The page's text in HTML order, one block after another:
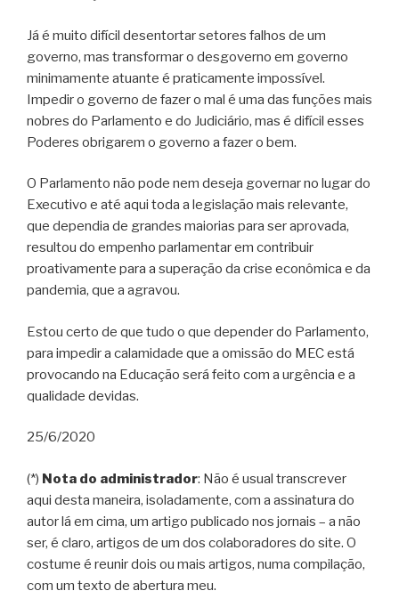
Já é muito difícil desentortar setores falhos de um
governo, mas transformar o desgoverno em governo
minimamente atuante é praticamente impossível.
Impedir o governo de fazer o mal é uma das funções mais
nobres do Parlamento e do Judiciário, mas é difícil esses
Poderes obrigarem o governo a fazer o bem.
O Parlamento não pode nem deseja governar no lugar do
Executivo e até aqui toda a legislação mais relevante,
que dependia de grandes maiorias para ser aprovada,
resultou do empenho parlamentar em contribuir
proativamente para a superação da crise econômica e da
pandemia, que a agravou.
Estou certo de que tudo o que depender do Parlamento,
para impedir a calamidade que a omissão do MEC está
provocando na Educação será feito com a urgência e a
qualidade devidas.
25/6/2020
(*) Nota do administrador: Não é usual transcrever
aqui desta maneira, isoladamente, com a assinatura do
autor lá em cima, um artigo publicado nos jornais – a não
ser, é claro, artigos de um dos colaboradores do site. O
costume é reunir dois ou mais artigos, numa compilação,
com um texto de abertura meu.